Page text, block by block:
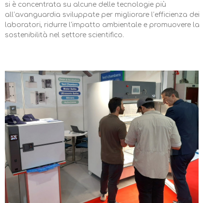
si è concentrata su alcune delle tecnologie più
all’avanguardia sviluppate per migliorare l’efficienza dei
laboratori, ridurre l'impatto ambientale e promuovere la
sostenibilità nel settore scientifico.